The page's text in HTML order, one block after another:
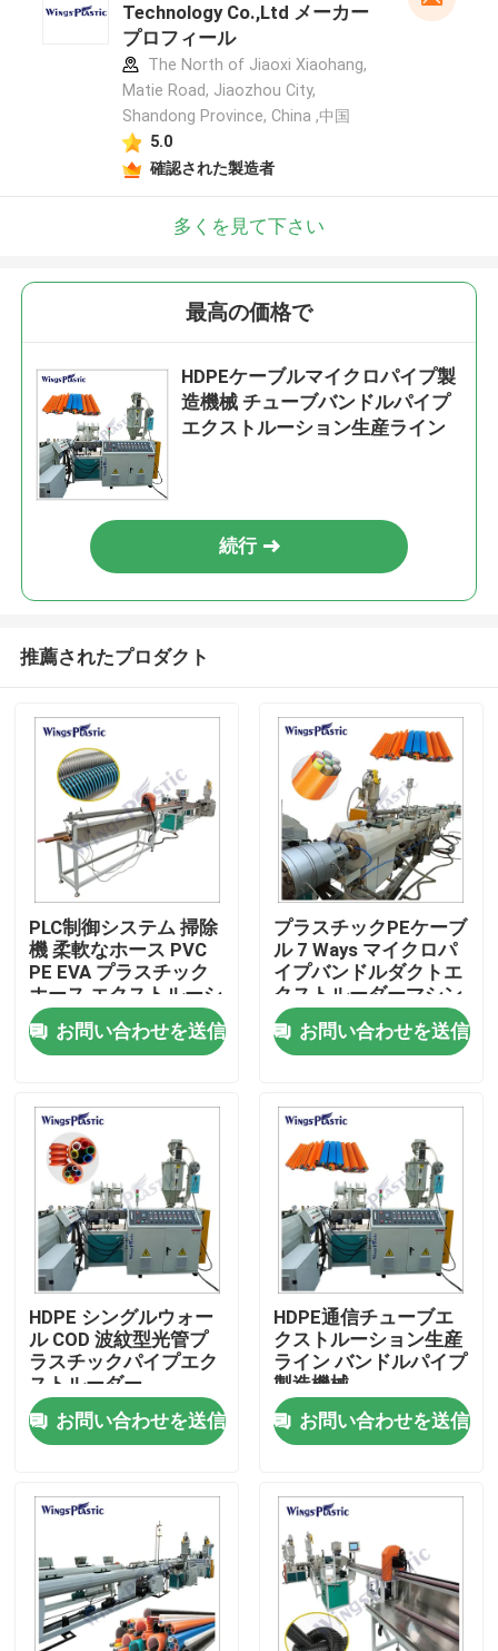
家
私達について
工場旅行
品質管理
私達に連絡しなさい
プラスチック管の押出機機械
プラスチック管の放出ライン
プラスチック管の押出機機械
HDPEの管の押出機機械
Technology Co.,Ltd メーカー
プロフィール
The North of Jiaoxi Xiaohang,
Matie Road, Jiaozhou City,
Shandong Province, China ,中国
5.0
確認された製造者
多くを見て下さい
最高の価格で
HDPEケーブルマイクロパイプ製
造機械 チューブバンドルパイプ
エクストルーション生産ライン
続行
推薦されたプロダクト
PLC制御システム 掃除
機 柔軟なホース PVC
PE EVA プラスチック
ホース エクストルーシ
ョンマシン
お問い合わせを送信
プラスチックPEケーブ
ル 7 Ways マイクロパ
イプバンドルダクトエ
クストルーダーマシン
プラスチックパイプエ
クストルーションマシ
ン
お問い合わせを送信
HDPE シングルウォー
ル COD 波紋型光管プ
ラスチックパイプエク
ストルーダー
お問い合わせを送信
HDPE通信チューブエ
クストルーション生産
ライン バンドルパイプ
製造機械
お問い合わせを送信